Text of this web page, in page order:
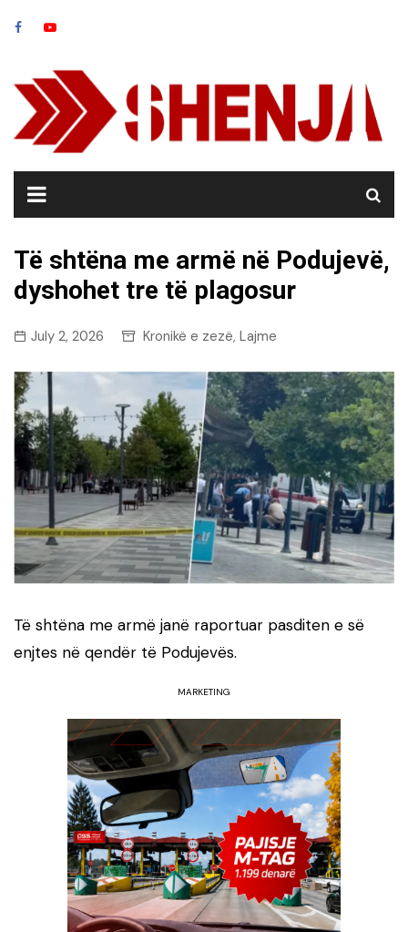
Të shtëna me armë në Podujevë,
dyshohet tre të plagosur
July 2, 2026 Kronikë e zezë, Lajme
Të shtëna me armë janë raportuar pasditen e së
enjtes në qendër të Podujevës.
MARKETING